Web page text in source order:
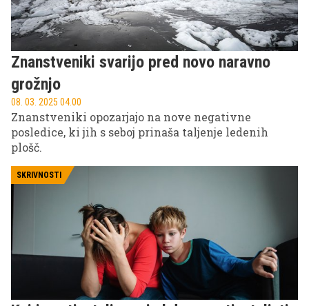
Znanstveniki svarijo pred novo naravno
grožnjo
08. 03. 2025 04.00
Znanstveniki opozarjajo na nove negativne
posledice, ki jih s seboj prinaša taljenje ledenih
plošč.
SKRIVNOSTI